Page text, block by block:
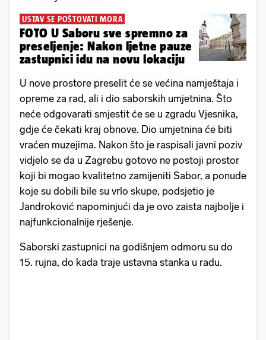
USTAV SE POŠTOVATI MORA
FOTO U Saboru sve spremno za
preseljenje: Nakon ljetne pauze
zastupnici idu na novu lokaciju
U nove prostore preselit će se većina namještaja i
opreme za rad, ali i dio saborskih umjetnina. Što
neće odgovarati smjestit će se u zgradu Vjesnika,
gdje će čekati kraj obnove. Dio umjetnina će biti
vraćen muzejima. Nakon što je raspisali javni poziv
vidjelo se da u Zagrebu gotovo ne postoji prostor
koji bi mogao kvalitetno zamijeniti Sabor, a ponude
koje su dobili bile su vrlo skupe, podsjetio je
Jandroković napominjući da je ovo zaista najbolje i
najfunkcionalnije rješenje.
Saborski zastupnici na godišnjem odmoru su do
15. rujna, do kada traje ustavna stanka u radu.